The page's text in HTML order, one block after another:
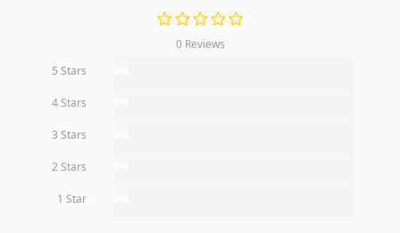
0 Reviews
5 Stars
4 Stars
3 Stars
2 Stars
1 Star